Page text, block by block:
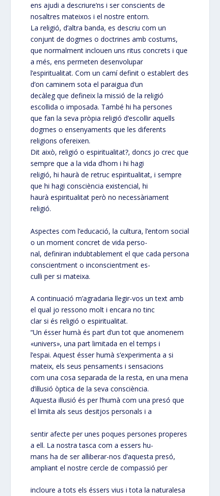
ens ajudi a descriure’ns i ser conscients de
nosaltres mateixos i el nostre entorn.
La religió, d’altra banda, es descriu com un
conjunt de dogmes o doctrines amb costums,
que normalment inclouen uns ritus concrets i que
a més, ens permeten desenvolupar
l’espiritualitat. Com un camí definit o establert des
d’on caminem sota el paraigua d’un
decàleg que defineix la missió de la religió
escollida o imposada. També hi ha persones
que fan la seva pròpia religió d’escollir aquells
dogmes o ensenyaments que les diferents
religions ofereixen.
Dit això, religió o espiritualitat?, doncs jo crec que
sempre que a la vida d’hom i hi hagi
religió, hi haurà de retruc espiritualitat, i sempre
que hi hagi consciència existencial, hi
haurà espiritualitat però no necessàriament
religió.
Aspectes com l’educació, la cultura, l’entorn social
o un moment concret de vida perso-
nal, definiran indubtablement el que cada persona
conscientment o inconscientment es-
culli per si mateixa.
A continuació m’agradaria llegir-vos un text amb
el qual jo ressono molt i encara no tinc
clar si és religió o espiritualitat.
“Un ésser humà és part d’un tot que anomenem
«univers», una part limitada en el temps i
l’espai. Aquest ésser humà s’experimenta a si
mateix, els seus pensaments i sensacions
com una cosa separada de la resta, en una mena
d’il·lusió òptica de la seva consciència.
Aquesta il·lusió és per l’humà com una presó que
el limita als seus desitjos personals i a
sentir afecte per unes poques persones properes
a ell. La nostra tasca com a essers hu-
mans ha de ser alliberar-nos d’aquesta presó,
ampliant el nostre cercle de compassió per
incloure a tots els éssers vius i tota la naturalesa